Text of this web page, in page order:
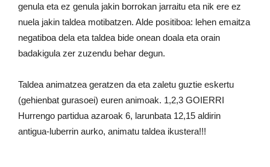
genula eta ez genula jakin borrokan jarraitu eta nik ere ez
nuela jakin taldea motibatzen. Alde positiboa: lehen emaitza
negatiboa dela eta taldea bide onean doala eta orain
badakigula zer zuzendu behar degun.
Taldea animatzea geratzen da eta zaletu guztie eskertu
(gehienbat gurasoei) euren animoak. 1,2,3 GOIERRI
Hurrengo partidua azaroak 6, larunbata 12,15 aldirin
antigua-luberrin aurko, animatu taldea ikustera!!!